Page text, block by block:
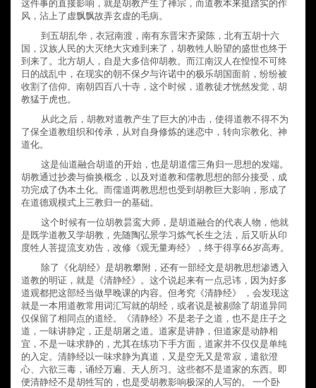
这件事的直接影响，就是胡教产生了禅宗，而道教本来挺踏实的作
风，沾上了虚飘飘故弄玄虚的毛病。
到五胡乱华，衣冠南渡，南有东晋宋齐梁陈，北有五胡十六
国，汉族人民的大灭绝大灾难到来了，胡教牲人盼望的盛世也终于
到来了。北方胡人，自是大多信仰胡教。而江南汉人在惶惶不可终
日的战乱中，在现实的朝不保夕与许诺中的极乐胡国面前，纷纷被
收割了信仰。南朝四百八十寺，这个时候，道教徒才恍然发觉，胡
教猛于虎也。
从此之后，胡教对道教产生了巨大的冲击，使得道教不得不为
了保全道教组织和传承，从对自身修炼的迷恋中，转向宗教化、神
道化。
这是仙道融合胡道的开始，也是胡道儒三角归一思想的发端。
胡教通过抄袭与偷换概念，以及对道教和儒教思想的部分接受，成
功完成了伪本土化。而儒道两教思想也受到胡教巨大影响，形成了
在道德观模式上三教归一的基础。
这个时候有一位胡教昙鸾大师，是胡道融合的代表人物，他就
是既学道教又学胡教，先随陶弘景学习炼气长生之法，后又听从印
度牲人菩提流支劝告，改修《观无量寿经》，终于得享66岁高寿。
除了《化胡经》是胡教攀附，还有一部经文是胡教思想渗透入
道教的明证，就是《清静经》。这个说起来有一点忌讳，因为好多
道观都把这部经当做早晚课的内容。但考究《清静经》 ，会发现这
就是一本用道教常用词汇写就的胡经，或者说是被剔除了胡道异同
仅保留了相同点的道经。《清静经》不是老子之道，也不是庄子之
道，一味讲静定，正是胡屠之道。道家是讲静，但道家是动静相
宜，不是一味求静的，尤其在练功下手方面，道家并不仅仅是单纯
的入定。清静经以一味求静为真道，又是空无又是常寂，遣欲澄
心、六欲三毒，诵经万遍、天人所习。这些都不是道家的东西。即
便清静经不是胡牲写的，也是受胡教影响极深的人写的。 一个卧